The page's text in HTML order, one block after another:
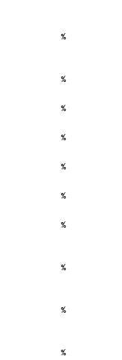
%
%
%
%
%
%
%
%
%
%